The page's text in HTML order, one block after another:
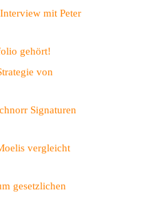
mit Peter
gehört!
von
Signaturen
vergleicht
gesetzlichen